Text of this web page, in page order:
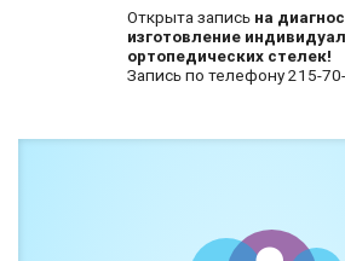
Открыта запись на
изготовление
ортопедических стелек!
Запись по телефону 215-